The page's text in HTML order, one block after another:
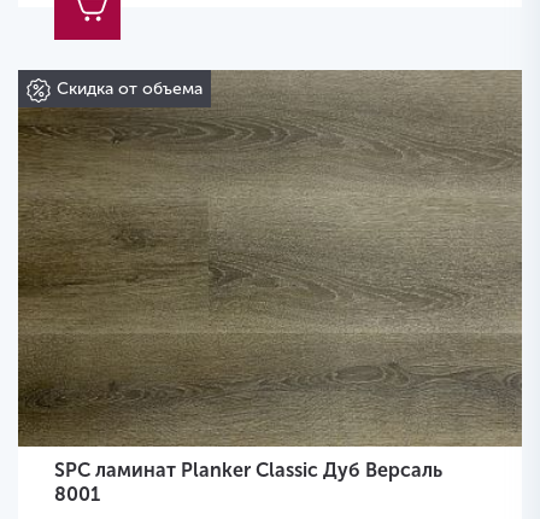
Скидка от объема
SPC ламинат Planker Classic Дуб Версаль
8001